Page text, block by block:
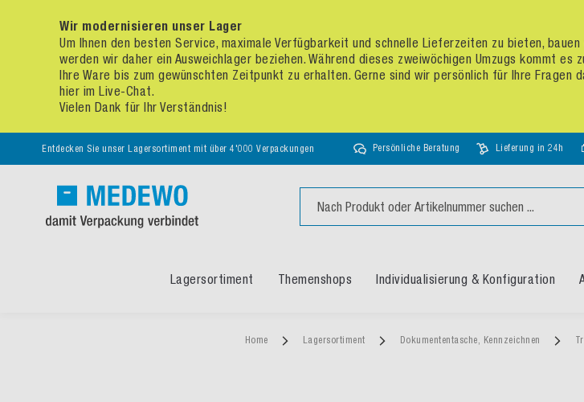
Wir modernisieren unser Lager
Um Ihnen den besten Service, maximale Verfügbarkeit und schnelle Lieferzeiten zu bieten,
werden wir daher ein Ausweichlager beziehen. Während dieses zweiwöchigen Umzugs kommt
Ihre Ware bis zum gewünschten Zeitpunkt zu erhalten. Gerne sind wir persönlich für Ihre Fragen
hier im Live-Chat.
Vielen Dank für Ihr Verständnis!
Entdecken Sie unser Lagersortiment mit über 4'000 Verpackungen Persönliche Beratung Lieferung in 24h
Lagersortiment Themenshops Individualisierung & Konfiguration
Home Lagersortiment Dokumententasche, Kennzeichnen